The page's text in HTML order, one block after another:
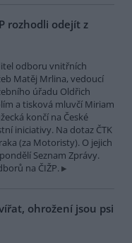
rozhodli odejít z
odboru vnitřních
Matěj Mrlina, vedoucí
úřadu Oldřich
a tisková mluvčí Miriam
končí na České
iniciativy. Na dotaz ČTK
(za Motoristy). O jejich
Seznam Zprávy.
na ČIŽP.
ohrožení jsou psi